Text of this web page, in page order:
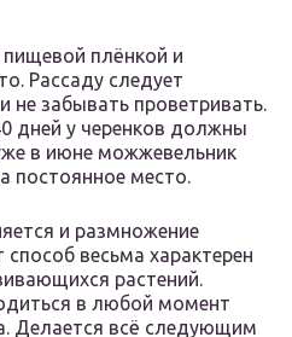
плёнкой и
Рассаду следует
не забывать проветривать.
дней у черенков должны
в июне можжевельник
постоянное место.
и размножение
весьма характерен
растений.
в любой момент
Делается всё следующим